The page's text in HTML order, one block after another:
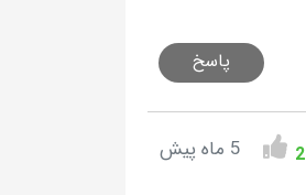
پاسخ
2 5 ماه پیش